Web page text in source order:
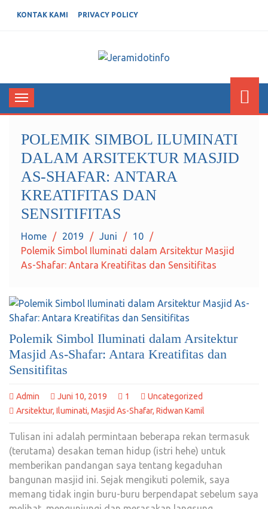
KONTAK KAMI PRIVACY POLICY
JERAMIDOTINFO
Toggle
navigation
POLEMIK SIMBOL ILUMINATI
DALAM ARSITEKTUR MASJID
AS-SHAFAR: ANTARA
KREATIFITAS DAN
SENSITIFITAS
Home 2019 Juni
10
Polemik Simbol Iluminati dalam Arsitektur Masjid
As-Shafar: Antara Kreatifitas dan Sensitifitas
Polemik Simbol Iluminati dalam Arsitektur
Masjid As-Shafar: Antara Kreatifitas dan
Sensitifitas
Admin Juni 10, 2019 1
Uncategorized
Arsitektur, Iluminati, Masjid As-Shafar, Ridwan Kamil
Tulisan ini adalah permintaan beberapa rekan termasuk
(terutama) desakan teman hidup (istri hehe) untuk
memberikan pandangan saya tentang kegaduhan
bangunan masjid ini. Sejak mengikuti polemik, saya
memang tidak ingin buru-buru berpendapat sebelum saya